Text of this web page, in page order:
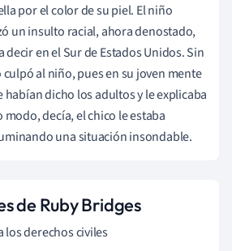
por el color de su piel. El niño
un insulto racial, ahora denostado,
decir en el Sur de Estados Unidos. Sin
al niño, pues en su joven mente
habían dicho los adultos y le explicaba
decía, el chico le estaba
una situación insondable.
de Ruby Bridges
los derechos civiles